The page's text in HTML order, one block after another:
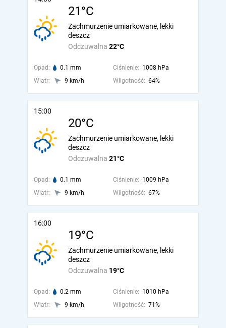
21°C
Odczuwalna 22°C
Zachmurzenie umiarkowane, lekki
deszcz
Opad: 0.1 mm Ciśnienie: 1008 hPa
Wiatr:
9 km/h Wilgotność: 64%
15:00
20°C
Odczuwalna 21°C
Zachmurzenie umiarkowane, lekki
deszcz
Opad: 0.1 mm Ciśnienie: 1009 hPa
Wiatr:
9 km/h Wilgotność: 67%
16:00
19°C
Odczuwalna 19°C
Zachmurzenie umiarkowane, lekki
deszcz
Opad: 0.2 mm Ciśnienie: 1010 hPa
Wiatr:
9 km/h Wilgotność: 71%